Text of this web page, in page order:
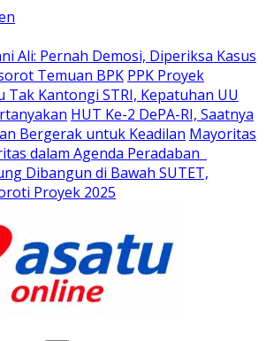
Ali: Pernah Demosi, Diperiksa Kasus
Temuan BPK PPK Proyek
Tak Kantongi STRI, Kepatuhan UU
HUT Ke-2 DePA-RI, Saatnya
Bergerak untuk Keadilan Mayoritas
dalam Agenda Peradaban
Dibangun di Bawah SUTET,
Proyek 2025